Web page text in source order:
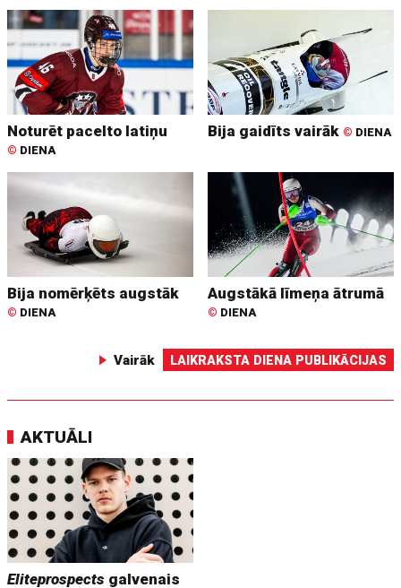
Noturēt pacelto latiņu
© DIENA
Bija gaidīts vairāk © DIENA
Bija nomērķēts augstāk
© DIENA
Augstākā līmeņa ātrumā
© DIENA
Vairāk LAIKRAKSTA DIENA PUBLIKĀCIJAS
AKTUĀLI
Eliteprospects galvenais